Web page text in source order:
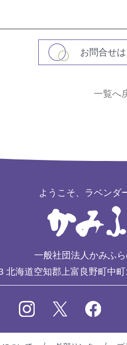
お問合せ
一覧へ
ようこそ、ラベンダ
一般社団法人かみふ
北海道空知郡上富良野町中